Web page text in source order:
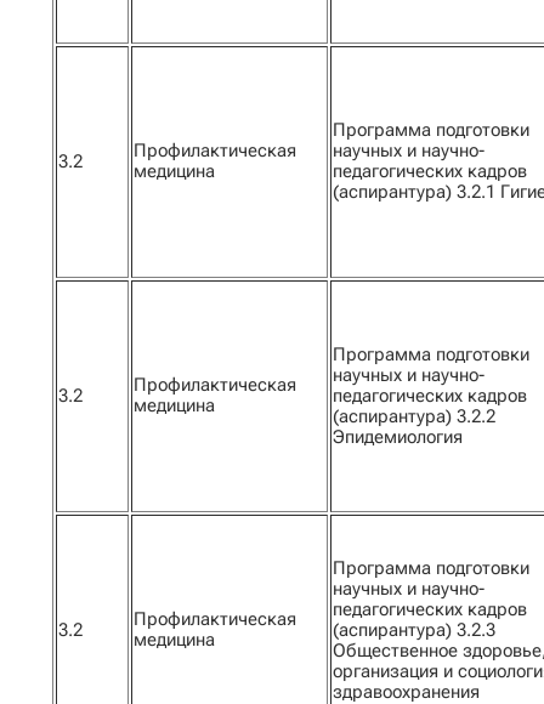
3.2
Профилактическая
медицина
Программа подготовки
научных и научно-
педагогических кадров
(аспирантура) 3.2.1
3.2
Профилактическая
медицина
Программа подготовки
научных и научно-
педагогических кадров
(аспирантура) 3.2.2
Эпидемиология
3.2
Профилактическая
медицина
Программа подготовки
научных и научно-
педагогических кадров
(аспирантура) 3.2.3
Общественное
организация и
здравоохранения